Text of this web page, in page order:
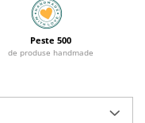
Peste 500
de produse handmade